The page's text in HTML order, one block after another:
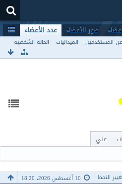
صور الأعضاء عدد الأعضاء
المستخدمين الميداليات الحالة الشخصية
عني
10 أغسطس 2026، 18:20
النمط